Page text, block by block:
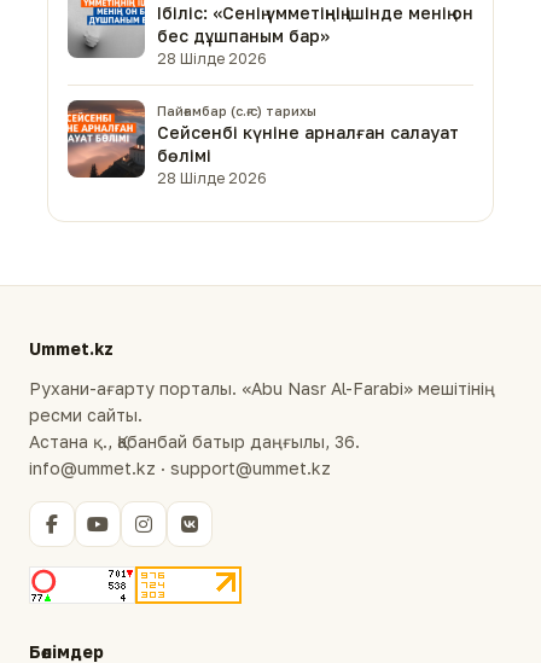
Ібіліс: «Сенің үмметіңнің ішінде менің он
бес дұшпаным бар»
28 Шілде 2026
Пайғамбар (с.ғ.с) тарихы
Сейсенбі күніне арналған салауат
бөлімі
28 Шілде 2026
Ummet.kz
Рухани-ағарту порталы. «Abu Nasr Al-Farabi» мешітінің
ресми сайты.
Астана қ., Қабанбай батыр даңғылы, 36.
info@ummet.kz · support@ummet.kz
Бөлімдер